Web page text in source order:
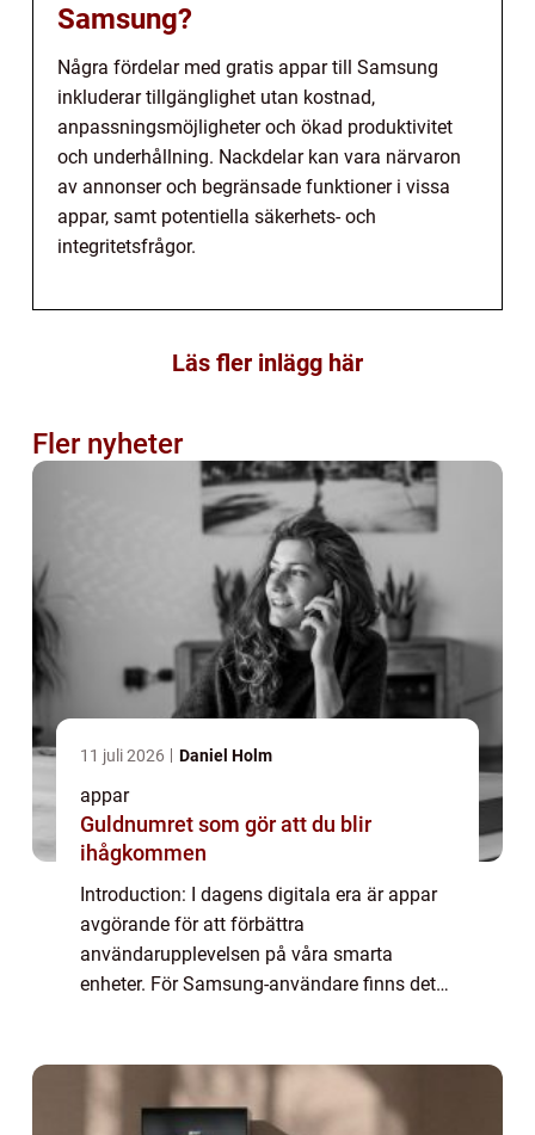
Samsung?
Några fördelar med gratis appar till Samsung
inkluderar tillgänglighet utan kostnad,
anpassningsmöjligheter och ökad produktivitet
och underhållning. Nackdelar kan vara närvaron
av annonser och begränsade funktioner i vissa
appar, samt potentiella säkerhets- och
integritetsfrågor.
Läs fler inlägg här
Fler nyheter
11 juli 2026 Daniel Holm
appar
Guldnumret som gör att du blir
ihågkommen
Introduction: I dagens digitala era är appar
avgörande för att förbättra
användarupplevelsen på våra smarta
enheter. För Samsung-användare finns det